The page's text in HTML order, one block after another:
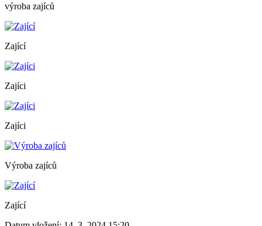
výroba zajíců
Zající
Zajíci
Zajíci
Výroba zajíců
Zající